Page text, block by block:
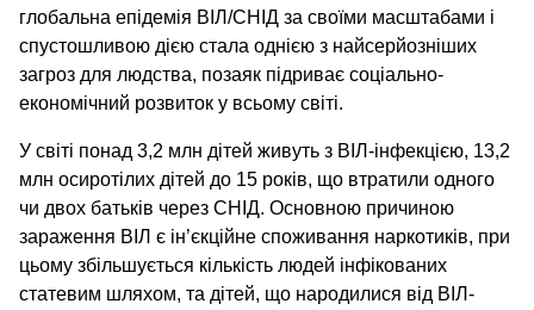
глобальна епідемія ВІЛ/СНІД за своїми масштабами і
спустошливою дією стала однією з найсерйозніших
загроз для людства, позаяк підриває соціально-
економічний розвиток у всьому світі.
У світі понад 3,2 млн дітей живуть з ВІЛ-інфекцією, 13,2
млн осиротілих дітей до 15 років, що втратили одного
чи двох батьків через СНІД. Основною причиною
зараження ВІЛ є ін’єкційне споживання наркотиків, при
цьому збільшується кількість людей інфікованих
статевим шляхом, та дітей, що народилися від ВІЛ-